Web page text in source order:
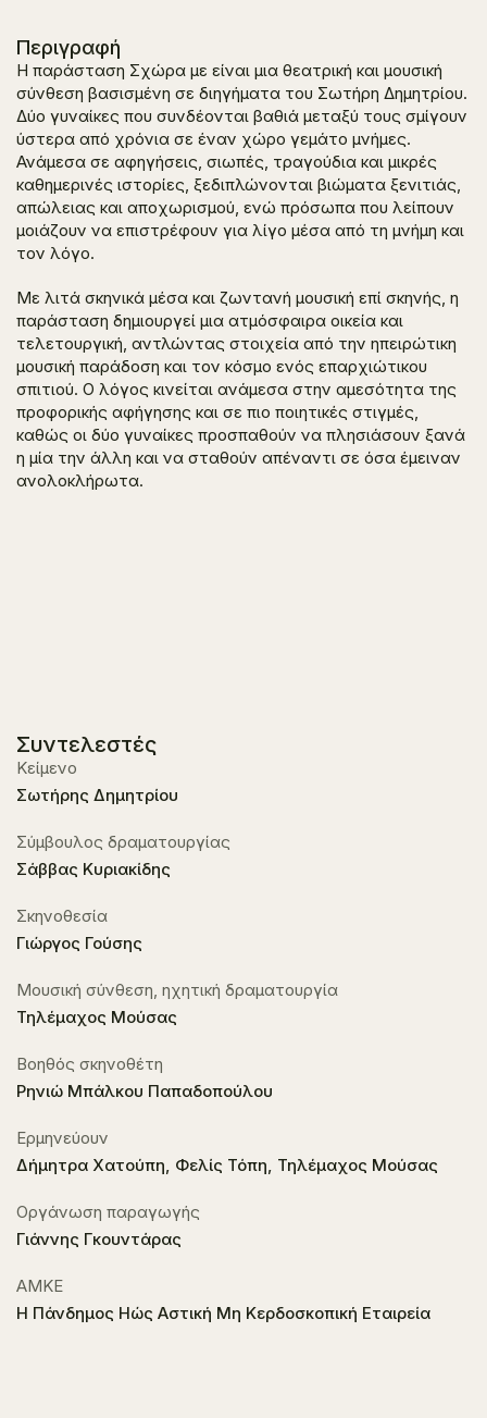
Περιγραφή
Η παράσταση Σχώρα με είναι μια θεατρική και μουσική
σύνθεση βασισμένη σε διηγήματα του Σωτήρη Δημητρίου.
Δύο γυναίκες που συνδέονται βαθιά μεταξύ τους σμίγουν
ύστερα από χρόνια σε έναν χώρο γεμάτο μνήμες.
Ανάμεσα σε αφηγήσεις, σιωπές, τραγούδια και μικρές
καθημερινές ιστορίες, ξεδιπλώνονται βιώματα ξενιτιάς,
απώλειας και αποχωρισμού, ενώ πρόσωπα που λείπουν
μοιάζουν να επιστρέφουν για λίγο μέσα από τη μνήμη και
τον λόγο.
Με λιτά σκηνικά μέσα και ζωντανή μουσική επί σκηνής, η
παράσταση δημιουργεί μια ατμόσφαιρα οικεία και
τελετουργική, αντλώντας στοιχεία από την ηπειρώτικη
μουσική παράδοση και τον κόσμο ενός επαρχιώτικου
σπιτιού. Ο λόγος κινείται ανάμεσα στην αμεσότητα της
προφορικής αφήγησης και σε πιο ποιητικές στιγμές,
καθώς οι δύο γυναίκες προσπαθούν να πλησιάσουν ξανά
η μία την άλλη και να σταθούν απέναντι σε όσα έμειναν
ανολοκλήρωτα.
Συντελεστές
Κείμενο
Σωτήρης Δημητρίου
Σύμβουλος δραματουργίας
Σάββας Κυριακίδης
Σκηνοθεσία
Γιώργος Γούσης
Μουσική σύνθεση, ηχητική δραματουργία
Τηλέμαχος Μούσας
Βοηθός σκηνοθέτη
Ρηνιώ Μπάλκου Παπαδοπούλου
Ερμηνεύουν
Δήμητρα Χατούπη, Φελίς Τόπη, Τηλέμαχος Μούσας
Οργάνωση παραγωγής
Γιάννης Γκουντάρας
ΑΜΚΕ
Η Πάνδημος Ηώς Αστική Μη Κερδοσκοπική Εταιρεία